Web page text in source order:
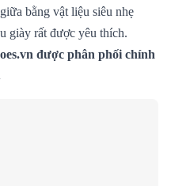
bằng vật liệu siêu nhẹ
giày rất được yêu thích.
được phân phối chính